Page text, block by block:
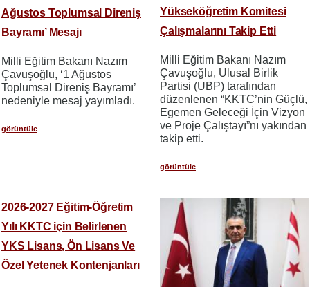
Ağustos Toplumsal Direniş
Bayramı’ Mesajı
Milli Eğitim Bakanı Nazım
Çavuşoğlu, ‘1 Ağustos
Toplumsal Direniş Bayramı’
nedeniyle mesaj yayımladı.
görüntüle
Yükseköğretim Komitesi
Çalışmalarını Takip Etti
Milli Eğitim Bakanı Nazım
Çavuşoğlu, Ulusal Birlik
Partisi (UBP) tarafından
düzenlenen “KKTC’nin Güçlü,
Egemen Geleceği İçin Vizyon
ve Proje Çalıştayı”nı yakından
takip etti.
görüntüle
2026-2027 Eğitim-Öğretim
Yılı KKTC için Belirlenen
YKS Lisans, Ön Lisans Ve
Özel Yetenek Kontenjanları